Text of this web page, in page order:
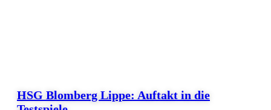
HSG Blomberg Lippe: Auftakt in die